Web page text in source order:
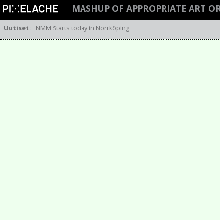
MASHUP OF APPROPRIATE ART
Uutiset : NMM Starts today in Norrköping